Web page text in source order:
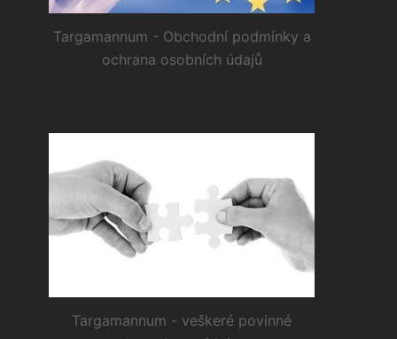
Targamannum - Obchodní podmínky a
ochrana osobních údajů
Targamannum - veškeré povinné